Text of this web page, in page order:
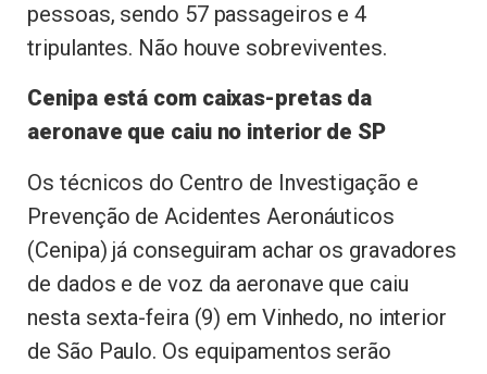
pessoas, sendo 57 passageiros e 4
tripulantes. Não houve sobreviventes.
Cenipa está com caixas-pretas da
aeronave que caiu no interior de SP
Os técnicos do Centro de Investigação e
Prevenção de Acidentes Aeronáuticos
(Cenipa) já conseguiram achar os gravadores
de dados e de voz da aeronave que caiu
nesta sexta-feira (9) em Vinhedo, no interior
de São Paulo. Os equipamentos serão